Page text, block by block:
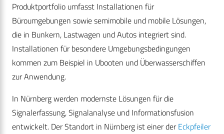
Produktportfolio umfasst Installationen für
Büroumgebungen sowie semimobile und mobile Lösungen,
die in Bunkern, Lastwagen und Autos integriert sind.
Installationen für besondere Umgebungsbedingungen
kommen zum Beispiel in Ubooten und Überwasserschiffen
zur Anwendung.
In Nürnberg werden modernste Lösungen für die
Signalerfassung, Signalanalyse und Informationsfusion
entwickelt. Der Standort in Nürnberg ist einer derEckpfeiler